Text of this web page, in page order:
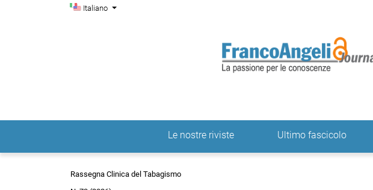
Salta al menu principale di navigazione
Salta al contenuto principale
Salta al piè di pagina del sitoCambia la lingua. La lingua corrente è:
Italiano
Menu di amministrazione
Menu principale Le nostre riviste Ultimo fascicolo
Rassegna Clinica del Tabagismo